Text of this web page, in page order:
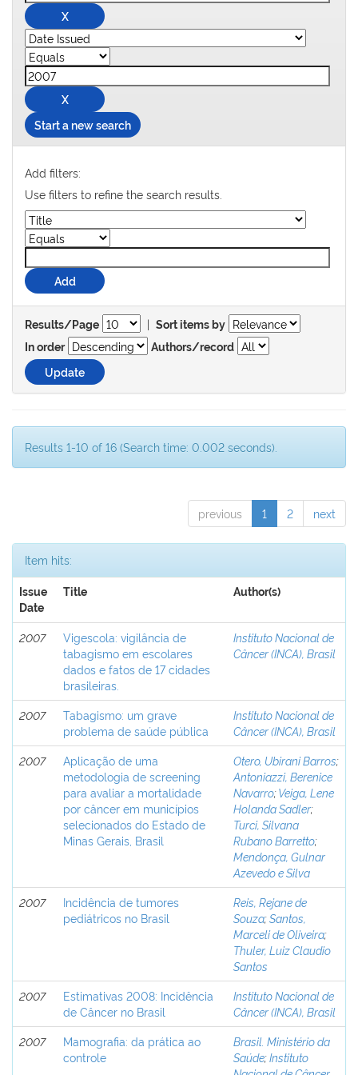
Start a new search
Add filters:
Use filters to refine the search results.
Results/Page | Sort items by
In order
Authors/record
Results 1-10 of 16 (Search time: 0.002 seconds).
previous 1 2 next
Item hits:
Issue
Date
Title Author(s)
2007
Vigescola: vigilância de
tabagismo em escolares
dados e fatos de 17 cidades
brasileiras.
Instituto Nacional de
Câncer (INCA), Brasil
2007
Tabagismo: um grave
problema de saúde pública
Instituto Nacional de
Câncer (INCA), Brasil
2007
Aplicação de uma
metodologia de screening
para avaliar a mortalidade
por câncer em municípios
selecionados do Estado de
Minas Gerais, Brasil
Otero, Ubirani Barros;
Antoniazzi, Berenice
Navarro;Veiga, Lene
Holanda Sadler;
Turci, Silvana
Rubano Barretto;
Mendonça, Gulnar
Azevedo e Silva
2007
Incidência de tumores
pediátricos no Brasil
Reis, Rejane de
Souza;Santos,
Marceli de Oliveira;
Thuler, Luiz Claudio
Santos
2007
Estimativas 2008: Incidência
de Câncer no Brasil
Instituto Nacional de
Câncer (INCA), Brasil
2007
Mamografia: da prática ao
controle
Brasil. Ministério da
Saúde;Instituto